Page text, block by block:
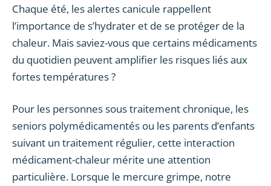
Chaque été, les alertes canicule rappellent
l’importance de s’hydrater et de se protéger de la
chaleur. Mais saviez-vous que certains médicaments
du quotidien peuvent amplifier les risques liés aux
fortes températures ?
Pour les personnes sous traitement chronique, les
seniors polymédicamentés ou les parents d’enfants
suivant un traitement régulier, cette interaction
médicament-chaleur mérite une attention
particulière. Lorsque le mercure grimpe, notre